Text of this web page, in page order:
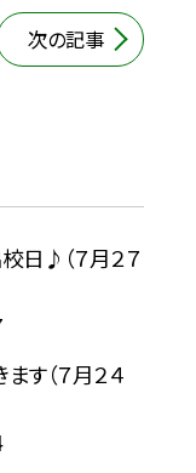
次の記事
日♪（７月２７
す（７月２４